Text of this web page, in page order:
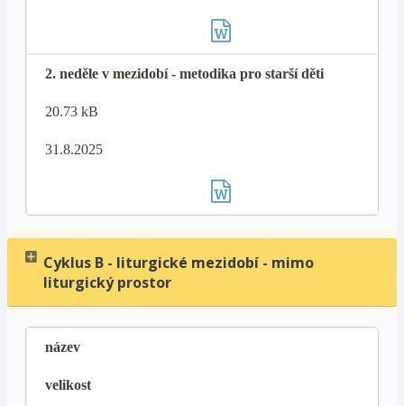
2. neděle v mezidobí - metodika pro starší děti
20.73 kB
31.8.2025
Cyklus B - liturgické mezidobí - mimo
liturgický prostor
název
velikost